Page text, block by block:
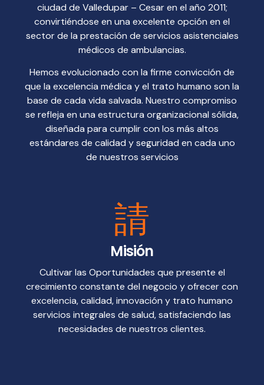
ciudad de Valledupar – Cesar en el año 2011;
convirtiéndose en una excelente opción en el
sector de la prestación de servicios asistenciales
médicos de ambulancias.
Hemos evolucionado con la firme convicción de
que la excelencia médica y el trato humano son la
base de cada vida salvada. Nuestro compromiso
se refleja en una estructura organizacional sólida,
diseñada para cumplir con los más altos
estándares de calidad y seguridad en cada uno
de nuestros servicios
Misión
Cultivar las Oportunidades que presente el
crecimiento constante del negocio y ofrecer con
excelencia, calidad, innovación y trato humano
servicios integrales de salud, satisfaciendo las
necesidades de nuestros clientes.